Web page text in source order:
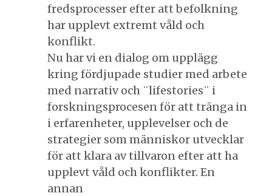
fredsprocesser efter att befolkning
har upplevt extremt våld och
konflikt.
Nu har vi en dialog om upplägg
kring fördjupade studier med arbete
med narrativ och ¨lifestories¨ i
forskningsprocesen för att tränga in
i erfarenheter, upplevelser och de
strategier som människor utvecklar
för att klara av tillvaron efter att ha
upplevt våld och konflikter. En
annan